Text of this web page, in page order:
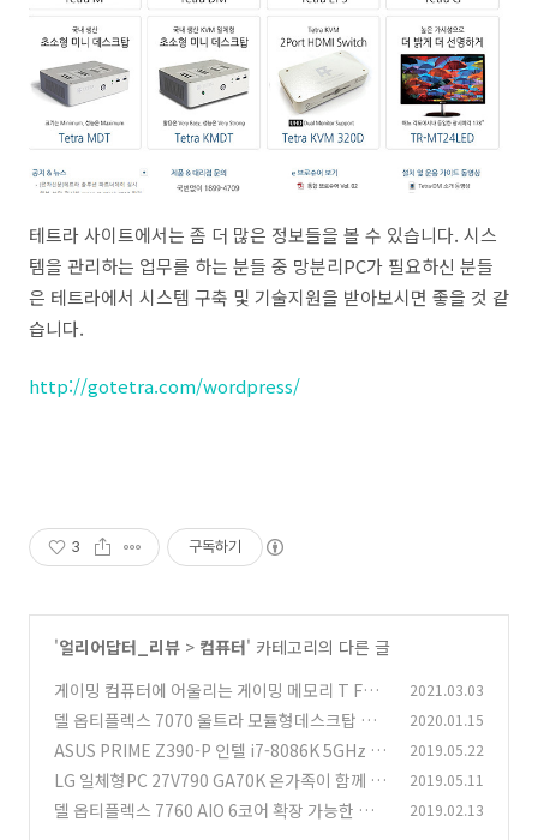
테트라 사이트에서는 좀 더 많은 정보들을 볼 수 있습니다. 시스
템을 관리하는 업무를 하는 분들 중 망분리PC가 필요하신 분들
은 테트라에서 시스템 구축 및 기술지원을 받아보시면 좋을 것 같
습니다.
http://gotetra.com/wordpress/
3 구독하기
'얼리어답터_리뷰 > 컴퓨터' 카테고리의 다른 글
게이밍 컴퓨터에 어울리는 게이밍 메모리 T For
ce DDR4 Gaming Xtreem ARGB 32GB 360
0MHz 후기
(1)
2021.03.03
델 옵티플렉스 7070 울트라 모듈형데스크탑 좁
은 사무공간을 효율적 쓴다
(1)
2020.01.15
ASUS PRIME Z390-P 인텔 i7-8086K 5GHz 오
버클럭 성능 (3)
2019.05.22
LG 일체형PC 27V790 GA70K 온가족이 함께 쓰
는 올인원PC (4)
2019.05.11
델 옵티플렉스 7760 AIO 6코어 확장 가능한 올
2019.02.13